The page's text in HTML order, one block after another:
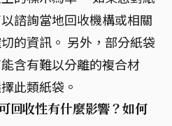
諮詢當地回收機構或相關
的資訊。 另外，部分紙袋
含有難以分離的複合材
此類紙袋。
回收性有什麼影響？如何